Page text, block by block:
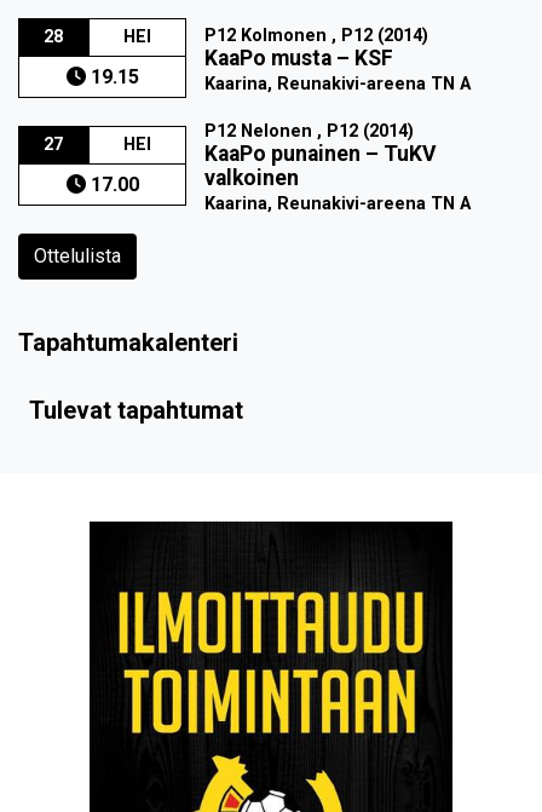
28 HEI
19.15
P12 Kolmonen , P12 (2014)
KaaPo musta – KSF
Kaarina, Reunakivi-areena TN A
27 HEI
17.00
P12 Nelonen , P12 (2014)
KaaPo punainen – TuKV
valkoinen
Kaarina, Reunakivi-areena TN A
Ottelulista
Tapahtumakalenteri
Tulevat tapahtumat